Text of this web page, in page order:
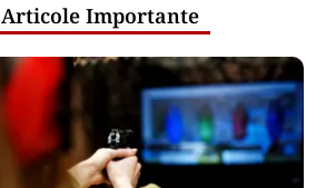
Importante